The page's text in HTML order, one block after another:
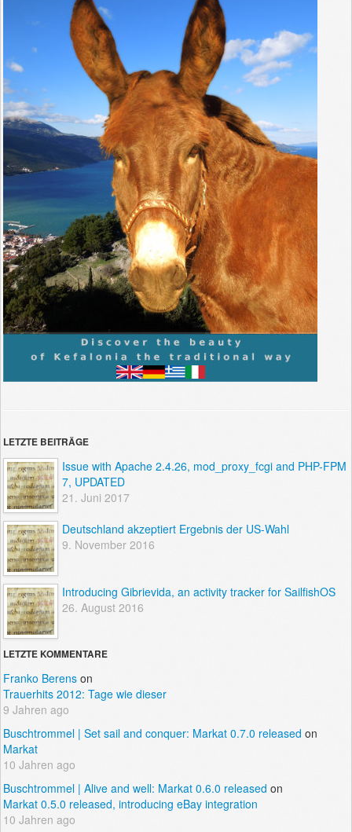
LETZTE BEITRÄGE
Issue with Apache 2.4.26, mod_proxy_fcgi and PHP-FPM
7, UPDATED
21. Juni 2017
Deutschland akzeptiert Ergebnis der US-Wahl
9. November 2016
Introducing Gibrievida, an activity tracker for SailfishOS
26. August 2016
LETZTE KOMMENTARE
Franko Berens on
Trauerhits 2012: Tage wie dieser
9 Jahren ago
Buschtrommel | Set sail and conquer: Markat 0.7.0 released on
Markat
10 Jahren ago
Buschtrommel | Alive and well: Markat 0.6.0 released on
Markat 0.5.0 released, introducing eBay integration
10 Jahren ago